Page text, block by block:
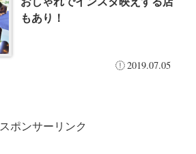
もあり！
2019.07.05
スポンサーリンク